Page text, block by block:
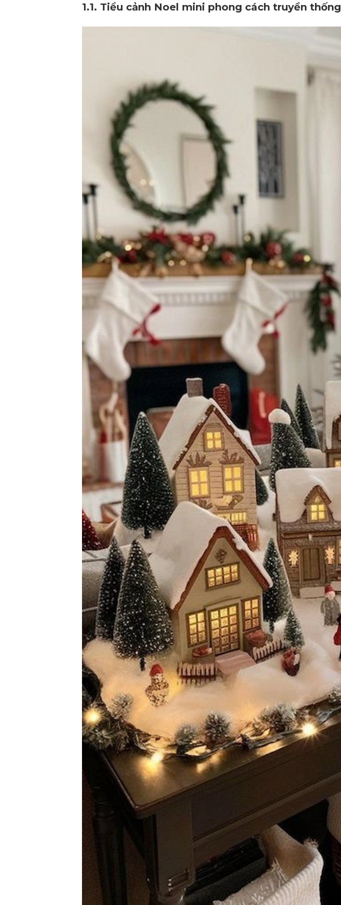
1.1. Tiểu cảnh Noel mini phong cách truyền thống